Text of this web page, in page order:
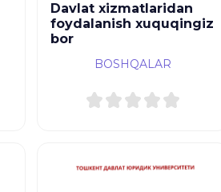
Davlat xizmatlaridan
foydalanish xuquqingiz
bor
BOSHQALAR